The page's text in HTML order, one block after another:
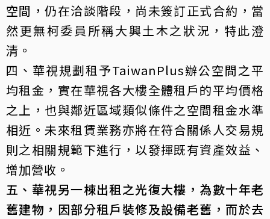
空間，仍在洽談階段，尚未簽訂正式合約，當
然更無柯委員所稱大興土木之狀況，特此澄
清。
四、華視規劃租予TaiwanPlus辦公空間之平
均租金，實在華視各大樓全體租戶的平均價格
之上，也與鄰近區域類似條件之空間租金水準
相近。未來租賃業務亦將在符合關係人交易規
則之相關規範下進行，以發揮既有資產效益、
增加營收。
五、華視另一棟出租之光復大樓，為數十年老
舊建物，因部分租戶裝修及設備老舊，而於去